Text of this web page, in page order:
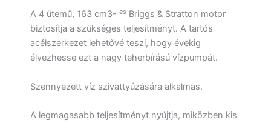
A 4 ütemű, 163 cm3- es Briggs & Stratton motor
biztosítja a szükséges teljesítményt. A tartós
acélszerkezet lehetővé teszi, hogy évekig
élvezhesse ezt a nagy teherbírású vízpumpát.
Szennyezett víz szivattyúzására alkalmas.
A legmagasabb teljesítményt nyújtja, miközben kis